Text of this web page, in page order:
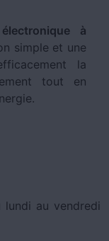
à
simple et une
la
tout en
au vendredi